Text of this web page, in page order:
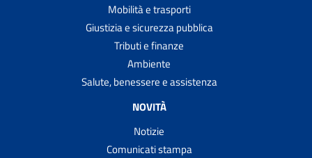
Mobilità e trasporti
Giustizia e sicurezza pubblica
Tributi e finanze
Ambiente
Salute, benessere e assistenza
NOVITÀ
Notizie
Comunicati stampa